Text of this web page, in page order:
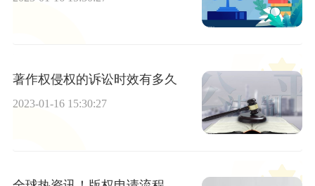
著作权侵权的诉讼时效有多久
2023-01-16 15:30:27